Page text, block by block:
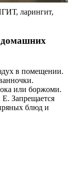
ларингит,
домашних
в помещении.
или боржоми.
Запрещается
блюд и